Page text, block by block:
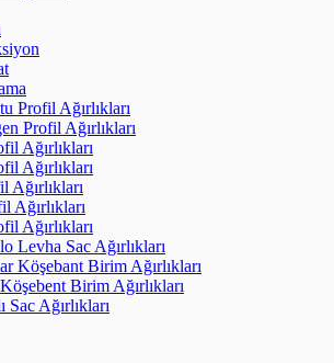
Profil Ağırlıkları
Profil Ağırlıkları
Ağırlıkları
Ağırlıkları
Ağırlıkları
Ağırlıkları
Ağırlıkları
Levha Sac Ağırlıkları
Köşebant Birim Ağırlıkları
Birim Ağırlıkları
Sac Ağırlıkları